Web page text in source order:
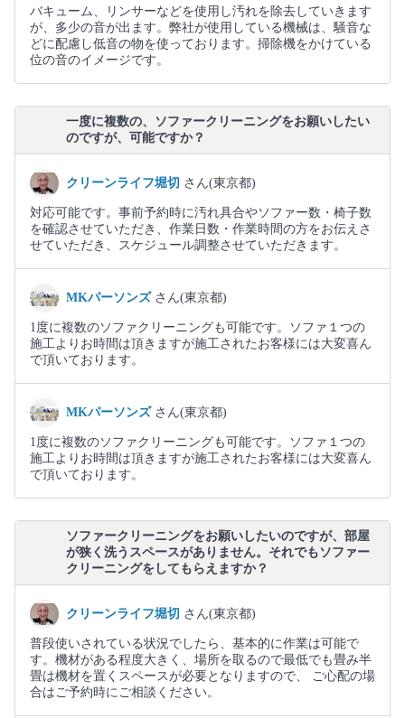
バキューム、リンサーなどを使用し汚れを除去していきます
が、多少の音が出ます。弊社が使用している機械は、騒音な
どに配慮し低音の物を使っております。掃除機をかけている
位の音のイメージです。
一度に複数の、ソファークリーニングをお願いしたい
のですが、可能ですか？
クリーンライフ堀切 さん(東京都)
対応可能です。事前予約時に汚れ具合やソファー数・椅子数
を確認させていただき、作業日数・作業時間の方をお伝えさ
せていただき、スケジュール調整させていただきます。
MKパーソンズ さん(東京都)
1度に複数のソファクリーニングも可能です。ソファ１つの
施工よりお時間は頂きますが施工されたお客様には大変喜ん
で頂いております。
MKパーソンズ さん(東京都)
1度に複数のソファクリーニングも可能です。ソファ１つの
施工よりお時間は頂きますが施工されたお客様には大変喜ん
で頂いております。
ソファークリーニングをお願いしたいのですが、部屋
が狭く洗うスペースがありません。それでもソファー
クリーニングをしてもらえますか？
クリーンライフ堀切 さん(東京都)
普段使いされている状況でしたら、基本的に作業は可能で
す。機材がある程度大きく、場所を取るので最低でも畳み半
畳は機材を置くスペースが必要となりますので、 ご心配の場
合はご予約時にご相談ください。